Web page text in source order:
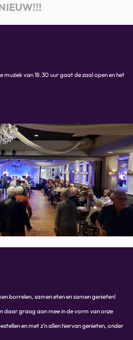
muziek van 18.30 uur gaat de zaal open en het
borrelen, samen eten en samen genieten!
graag aan mee in de vorm van onze
en met z’n allen hiervan genieten, onder